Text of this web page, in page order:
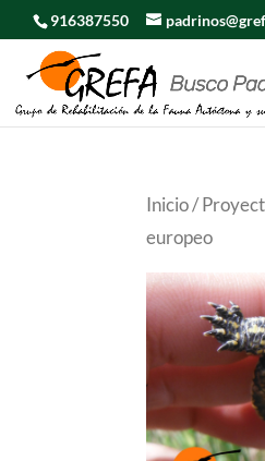
916387550
Inicio/
europeo